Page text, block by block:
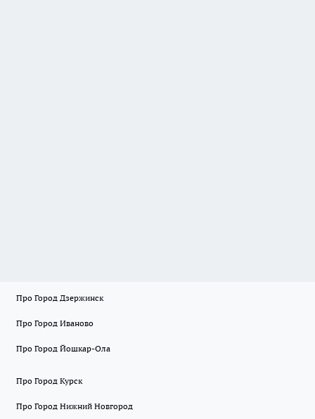
Про Город Дзержинск
Про Город Иваново
Про Город Йошкар-Ола
Про Город Курск
Про Город Нижний Новгород